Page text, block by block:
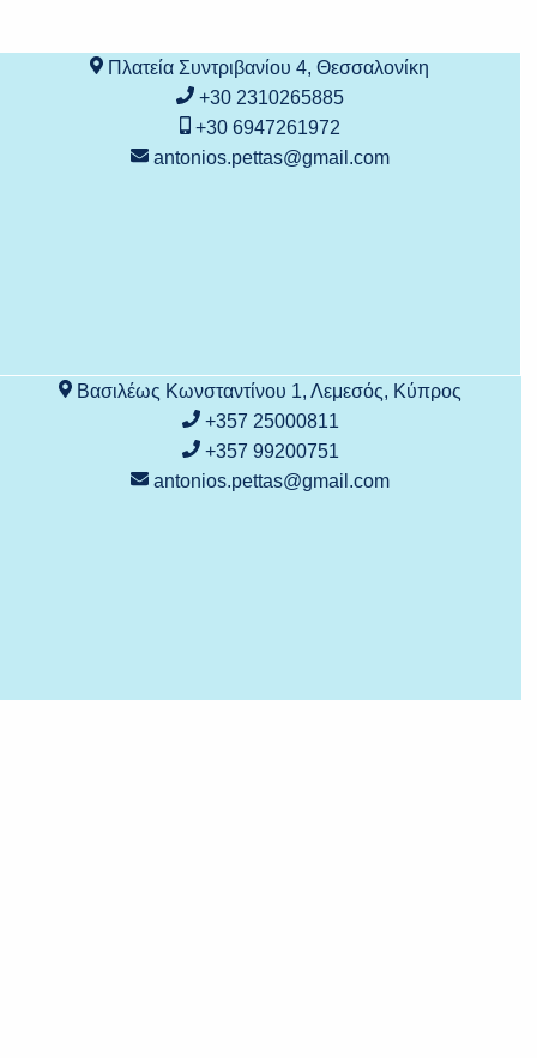
Πλατεία Συντριβανίου 4, Θεσσαλονίκη
+30 2310265885
+30 6947261972
antonios.pettas@gmail.com
Βασιλέως Κωνσταντίνου 1, Λεμεσός, Κύπρος
+357 25000811
+357 99200751
antonios.pettas@gmail.com